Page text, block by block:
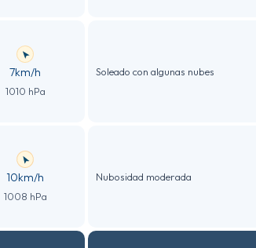
7km/h
1010 hPa
Soleado con algunas nubes
10km/h
1008 hPa
Nubosidad moderada